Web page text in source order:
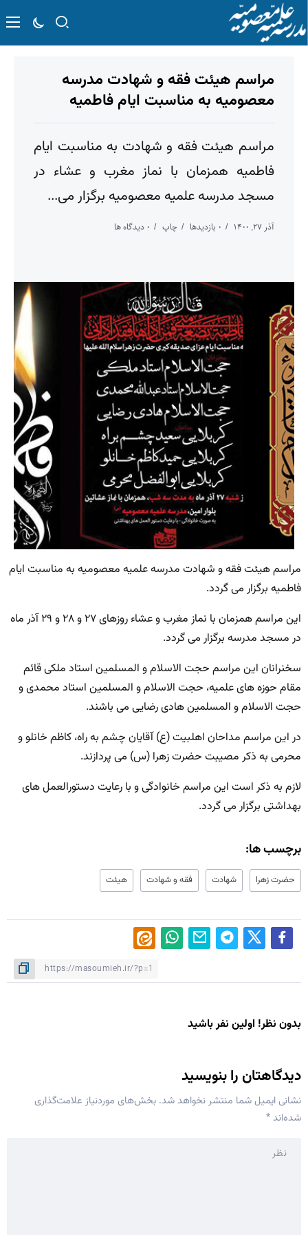
مراسم هیئت فقه و شهادت مدرسه
معصومیه به مناسبت ایام فاطمیه
مراسم هیئت فقه و شهادت به مناسبت ایام
فاطمیه همزمان با نماز مغرب و عشاء در
مسجد مدرسه علمیه معصومیه برگزار می...
آذر ۲۷, ۱۴۰۰ ۰ بازدیدها چاپ ۰ دیدگاه ها
مراسم هیئت فقه و شهادت مدرسه علمیه معصومیه به مناسبت ایام
فاطمیه برگزار می گردد.
این مراسم همزمان با نماز مغرب و عشاء روزهای ۲۷ و ۲۸ و ۲۹ آذر ماه
در مسجد مدرسه برگزار می گردد.
سخنرانان این مراسم حجت الاسلام و المسلمین استاد ملکی قائم
مقام حوزه های علمیه، حجت الاسلام و المسلمین استاد محمدی و
حجت الاسلام و المسلمین هادی رضایی می باشند.
در این مراسم مداحان اهلبیت (ع) آقایان چشم به راه، کاظم خانلو و
محرمی به ذکر مصیبت حضرت زهرا (س) می پردازند.
لازم به ذکر است این مراسم خانوادگی و با رعایت دستورالعمل های
بهداشتی برگزار می گردد.
برچسب ها:
حضرت زهرا شهادت فقه و شهادت هیئت
بدون نظر! اولین نفر باشید
دیدگاهتان را بنویسید
نشانی ایمیل شما منتشر نخواهد شد. بخش‌های موردنیاز علامت‌گذاری
شده‌اند*